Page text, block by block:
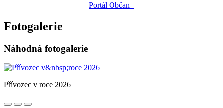
Portál Občan+
Fotogalerie
Náhodná fotogalerie
Přívozec v roce 2026